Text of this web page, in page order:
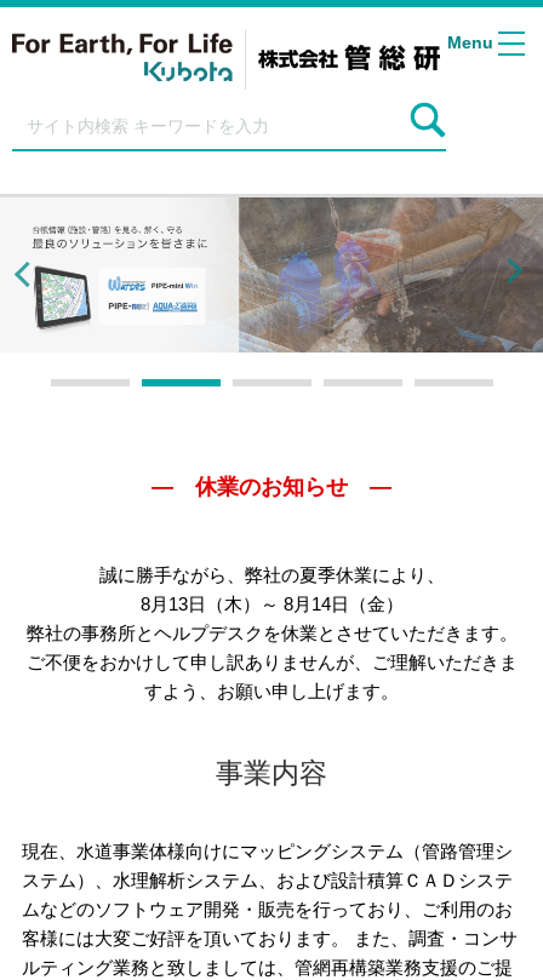
Menu
― 休業のお知らせ ―
誠に勝手ながら、弊社の夏季休業により、
8月13日（木）～ 8月14日（金）
弊社の事務所とヘルプデスクを休業とさせていただきます。
ご不便をおかけして申し訳ありませんが、ご理解いただきま
すよう、お願い申し上げます。
事業内容
現在、水道事業体様向けにマッピングシステム（管路管理シ
ステム）、水理解析システム、および設計積算ＣＡＤシステ
ムなどのソフトウェア開発・販売を行っており、ご利用のお
客様には大変ご好評を頂いております。 また、調査・コンサ
ルティング業務と致しましては、管網再構築業務支援のご提